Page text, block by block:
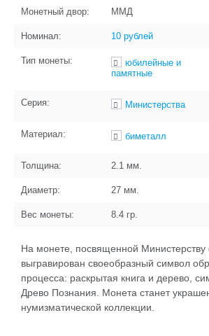
Монетный двор: ММД
Номинал: 10 рублей
Тип монеты:
юбилейные и
памятные
Серия: Министерства
Материал: биметалл
Толщина: 2.1 мм.
Диаметр: 27 мм.
Вес монеты: 8.4 гр.
На монете, посвященной Министерству
выгравирован своеобразный символ
процесса: раскрытая книга и дерево,
Древо Познания. Монета станет
нумизматической коллекции.